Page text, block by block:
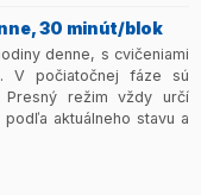
30 minút/blok
denne, s cvičeniami
. V počiatočnej fáze sú
Presný režim vždy určí
podľa aktuálneho stavu a